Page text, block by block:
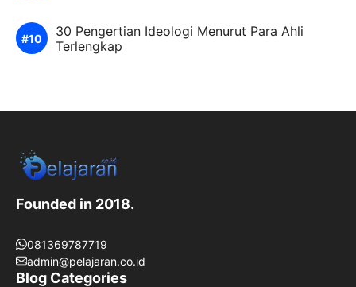
30 Pengertian Ideologi Menurut Para Ahli
Terlengkap
Founded in 2018.
081369787719
admin@pelajaran.co.id
Blog Categories